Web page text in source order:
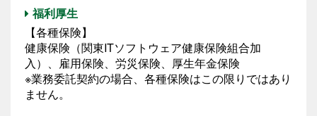
福利厚生
【各種保険】
健康保険（関東ITソフトウェア健康保険組合加
入）、雇用保険、労災保険、厚生年金保険
※業務委託契約の場合、各種保険はこの限りではあり
ません。